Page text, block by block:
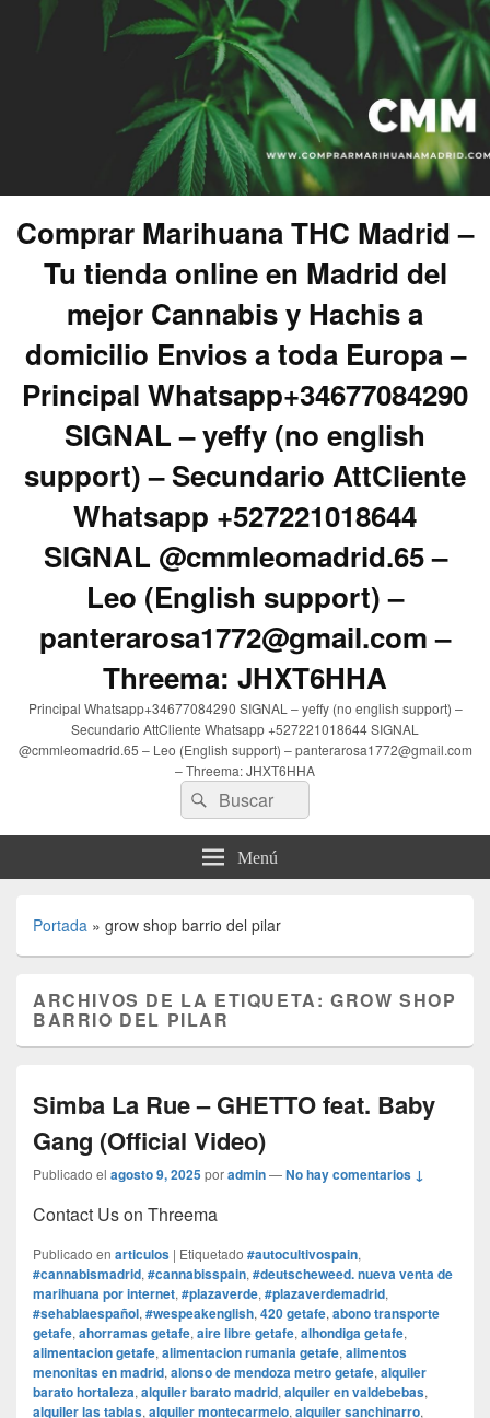
Comprar Marihuana THC Madrid –
Tu tienda online en Madrid del
mejor Cannabis y Hachis a
domicilio Envios a toda Europa –
Principal Whatsapp+34677084290
SIGNAL – yeffy (no english
support) – Secundario AttCliente
Whatsapp +527221018644
SIGNAL @cmmleomadrid.65 –
Leo (English support) –
panterarosa1772@gmail.com –
Threema: JHXT6HHA
Principal Whatsapp+34677084290 SIGNAL – yeffy (no english support) –
Secundario AttCliente Whatsapp +527221018644 SIGNAL
@cmmleomadrid.65 – Leo (English support) – panterarosa1772@gmail.com
– Threema: JHXT6HHA
Buscar
por:
Buscar
Menú
Portada » grow shop barrio del pilar
ARCHIVOS DE LA ETIQUETA:GROW SHOP
BARRIO DEL PILAR
Simba La Rue – GHETTO feat. Baby
Gang (Official Video)
Publicado el agosto 9, 2025poradmin—No hay comentarios ↓
Contact Us on Threema
Publicado en articulos | Etiquetado #autocultivospain,
#cannabismadrid, #cannabisspain, #deutscheweed. nueva venta de
marihuana por internet, #plazaverde, #plazaverdemadrid,
#sehablaespañol, #wespeakenglish, 420 getafe, abono transporte
getafe, ahorramas getafe, aire libre getafe, alhondiga getafe,
alimentacion getafe, alimentacion rumania getafe, alimentos
menonitas en madrid, alonso de mendoza metro getafe, alquiler
barato hortaleza, alquiler barato madrid, alquiler en valdebebas,
alquiler las tablas, alquiler montecarmelo, alquiler sanchinarro,